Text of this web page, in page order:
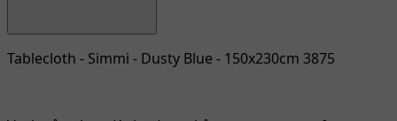
Tablecloth - Simmi - Dusty Blue - 150x230cm 3875